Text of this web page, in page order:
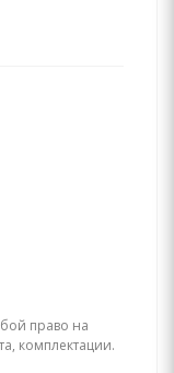
право на
комплектации.